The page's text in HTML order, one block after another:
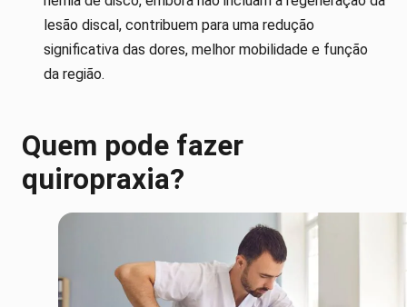
lesão discal, contribuem para uma redução
significativa das dores, melhor mobilidade e função
da região.
Quem pode fazer
quiropraxia?